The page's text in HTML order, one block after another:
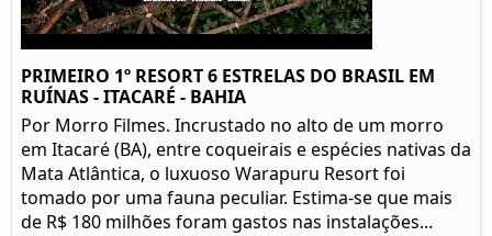
PRIMEIRO 1º RESORT 6 ESTRELAS DO BRASIL EM
RUÍNAS - ITACARÉ - BAHIA
Por Morro Filmes. Incrustado no alto de um morro
em Itacaré (BA), entre coqueirais e espécies nativas da
Mata Atlântica, o luxuoso Warapuru Resort foi
tomado por uma fauna peculiar. Estima-se que mais
de R$ 180 milhões foram gastos nas instalações...